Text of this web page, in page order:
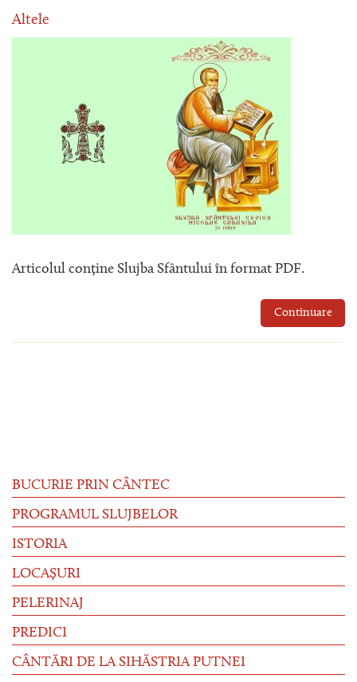
Altele
Articolul conține Slujba Sfântului în format PDF.
Continuare
BUCURIE PRIN CÂNTEC
PROGRAMUL SLUJBELOR
ISTORIA
LOCAȘURI
PELERINAJ
PREDICI
CÂNTĂRI DE LA SIHĂSTRIA PUTNEI